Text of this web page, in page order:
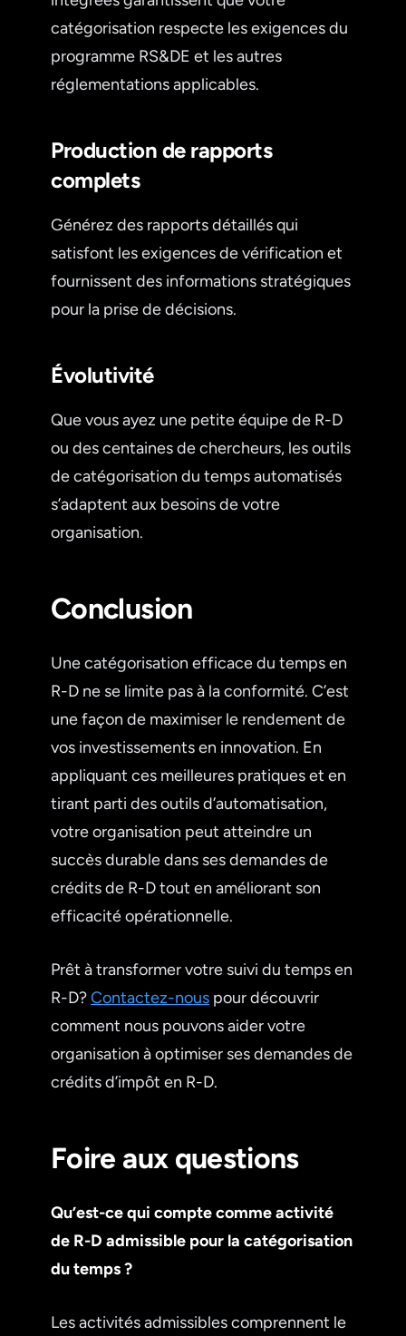
catégorisation respecte les exigences du
programme RS&DE et les autres
réglementations applicables.
Production de rapports
complets
Générez des rapports détaillés qui
satisfont les exigences de vérification et
fournissent des informations stratégiques
pour la prise de décisions.
Évolutivité
Que vous ayez une petite équipe de R-D
ou des centaines de chercheurs, les outils
de catégorisation du temps automatisés
s’adaptent aux besoins de votre
organisation.
Conclusion
Une catégorisation efficace du temps en
R-D ne se limite pas à la conformité. C’est
une façon de maximiser le rendement de
vos investissements en innovation. En
appliquant ces meilleures pratiques et en
tirant parti des outils d’automatisation,
votre organisation peut atteindre un
succès durable dans ses demandes de
crédits de R-D tout en améliorant son
efficacité opérationnelle.
Prêt à transformer votre suivi du temps en
R-D?Contactez-nous pour découvrir
comment nous pouvons aider votre
organisation à optimiser ses demandes de
crédits d’impôt en R-D.
Foire aux questions
Qu’est-ce qui compte comme activité
de R-D admissible pour la catégorisation
du temps ?
Les activités admissibles comprennent le